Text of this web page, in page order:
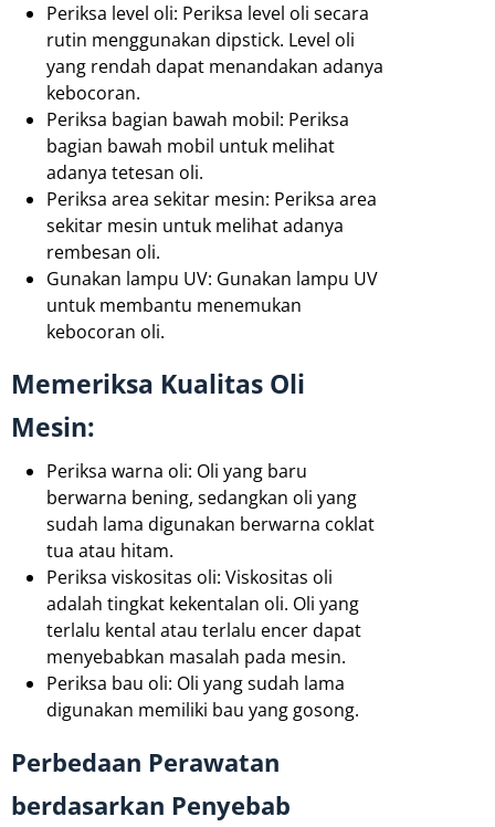
Periksa level oli: Periksa level oli secara
rutin menggunakan dipstick. Level oli
yang rendah dapat menandakan adanya
kebocoran.
Periksa bagian bawah mobil: Periksa
bagian bawah mobil untuk melihat
adanya tetesan oli.
Periksa area sekitar mesin: Periksa area
sekitar mesin untuk melihat adanya
rembesan oli.
Gunakan lampu UV: Gunakan lampu UV
untuk membantu menemukan
kebocoran oli.
Memeriksa Kualitas Oli
Mesin:
Periksa warna oli: Oli yang baru
berwarna bening, sedangkan oli yang
sudah lama digunakan berwarna coklat
tua atau hitam.
Periksa viskositas oli: Viskositas oli
adalah tingkat kekentalan oli. Oli yang
terlalu kental atau terlalu encer dapat
menyebabkan masalah pada mesin.
Periksa bau oli: Oli yang sudah lama
digunakan memiliki bau yang gosong.
Perbedaan Perawatan
berdasarkan Penyebab